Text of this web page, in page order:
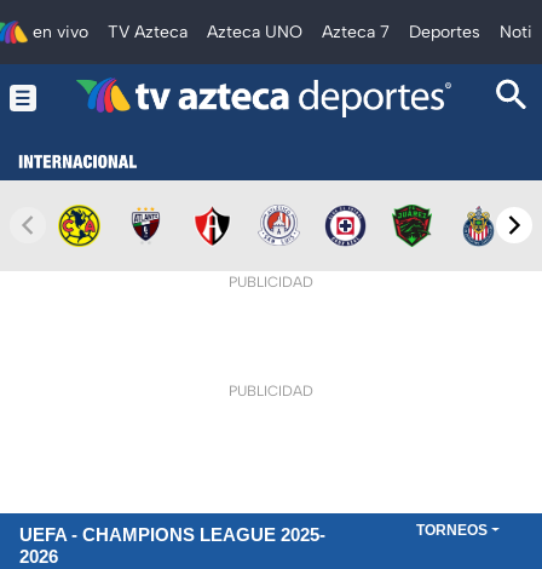
en vivo TV Azteca Azteca UNO Azteca 7 Deportes
PUBLICIDAD
PUBLICIDAD
UEFA - CHAMPIONS LEAGUE 2025-
2026
TORNEOS